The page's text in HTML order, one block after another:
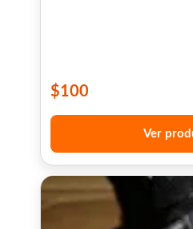
$100
Ver